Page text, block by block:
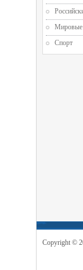
Мировые
Спорт
Copyright ©